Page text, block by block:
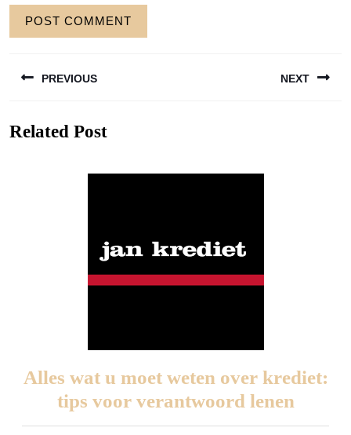
PREVIOUS
post:
NEXT
Related Post
Alles wat u moet weten over krediet:
tips voor verantwoord lenenAlles
wat